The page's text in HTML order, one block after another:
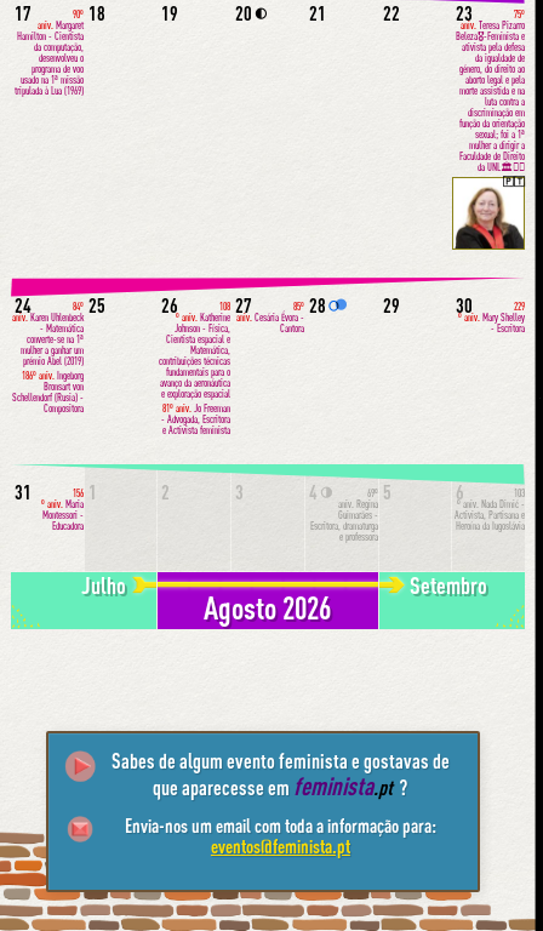
17
90º
aniv.Margaret
Hamilton - Cientista
da computação,
desenvolveu o
programa de voo
usado na 1ª missão
tripulada à Lua (1969)
18 19 20 🌓 21 22 23
75º
aniv. Teresa Pizarro
Beleza🎖-Feminista e
ativista pela defesa
da igualdade de
género, do direito ao
aborto legal e pela
morte assistida e na
luta contra a
discriminação em
função da orientação
sexual; foi a 1ª
mulher a dirigir a
Faculdade de Direito
da UNL🏛✊🏽
🇵🇹
24
84º
aniv.Karen Uhlenbeck
- Matemática
converte-se na 1ª
mulher a ganhar um
prémio Abel (2019)
186º aniv. Ingeborg
Bronsart von
Schellendorf (Rusia) -
Compositora
25 26
108
º aniv. Katherine
Johnson - Física,
Cientista espacial e
Matemática,
contribuições técnicas
fundamentais para o
avanço da aeronáutica
e exploração espacial
81º aniv.
Jo Freeman
- Advogada, Escritora
e Activista feminista
27
85º
aniv.Cesária Évora -
Cantora
28 🌕 29 30
229
º aniv. Mary Shelley
- Escritora
31
156
º aniv.Maria
Montessori -
Educadora
1 2 3 4 🌗
69º
aniv.Regina
Guimarães -
Escritora, dramaturga
e professora
5 6
103
º aniv. Nada Dimić -
Activista, Partisana e
Heroína da Iugoslávia
Julho
Agosto 2026
Setembro
Sabes de algum evento feminista e gostavas de
que aparecesse em feminista.pt ?
Envia-nos um email com toda a informação para:
eventos@feminista.pt